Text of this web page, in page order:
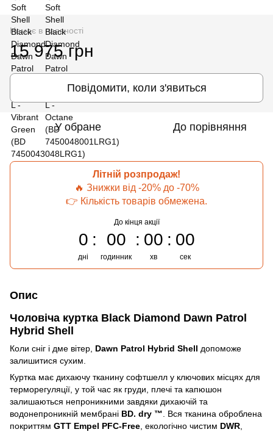
Немає в наявності
15 975 грн
Повідомити, коли з'явиться
У обране До порівняння
Літній розпродаж!
🔥 Знижки від -20% до -70%
👉 Кількість товарів обмежена.
До кінця акції
0
дні
00
годинник
00
хв
00
сек
Опис
Чоловіча куртка Black Diamond Dawn Patrol
Hybrid Shell
Коли сніг і дме вітер, Dawn Patrol Hybrid Shell допоможе
залишитися сухим.
Куртка має дихаючу тканину софтшелл у ключових місцях для
терморегуляції, у той час як груди, плечі та капюшон
залишаються непроникними завдяки дихаючій та
водонепроникній мембрані BD. dry ™ . Вся тканина оброблена
покриттям GTT Empel PFC-Free , екологічно чистим DWR